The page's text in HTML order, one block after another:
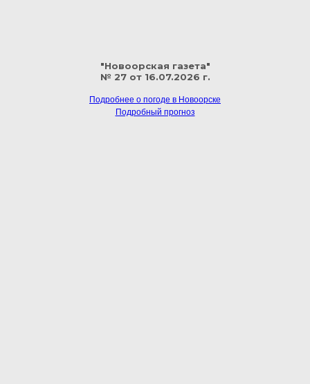
"Новоорская газета"
№ 27 от 16.07.2026 г.
Подробнее о погоде в Новоорске
Подробный прогноз